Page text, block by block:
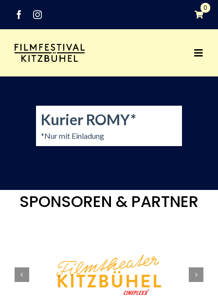
Inhalt
springen
0
Networking
Industry
Kurier ROMY*
*Nur mit Einladung
SPONSOREN & PARTNER